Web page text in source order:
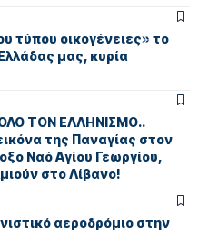
τύπου οικογένειες» το
μας, κυρία
ΤΟΝ ΕΛΛΗΝΙΣΜΟ..
της Παναγίας στον
Ναό Αγίου Γεωργίου,
στο Λίβανο!
αεροδρόμιο στην